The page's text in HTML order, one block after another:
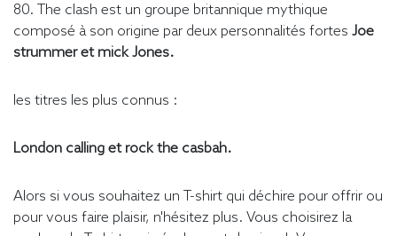
80. The clash est un groupe britannique mythique
composé à son origine par deux personnalités fortes Joe
strummer et mick Jones.
les titres les plus connus :
London calling et rock the casbah.
Alors si vous souhaitez un T-shirt qui déchire pour offrir ou
pour vous faire plaisir, n'hésitez plus. Vous choisirez la